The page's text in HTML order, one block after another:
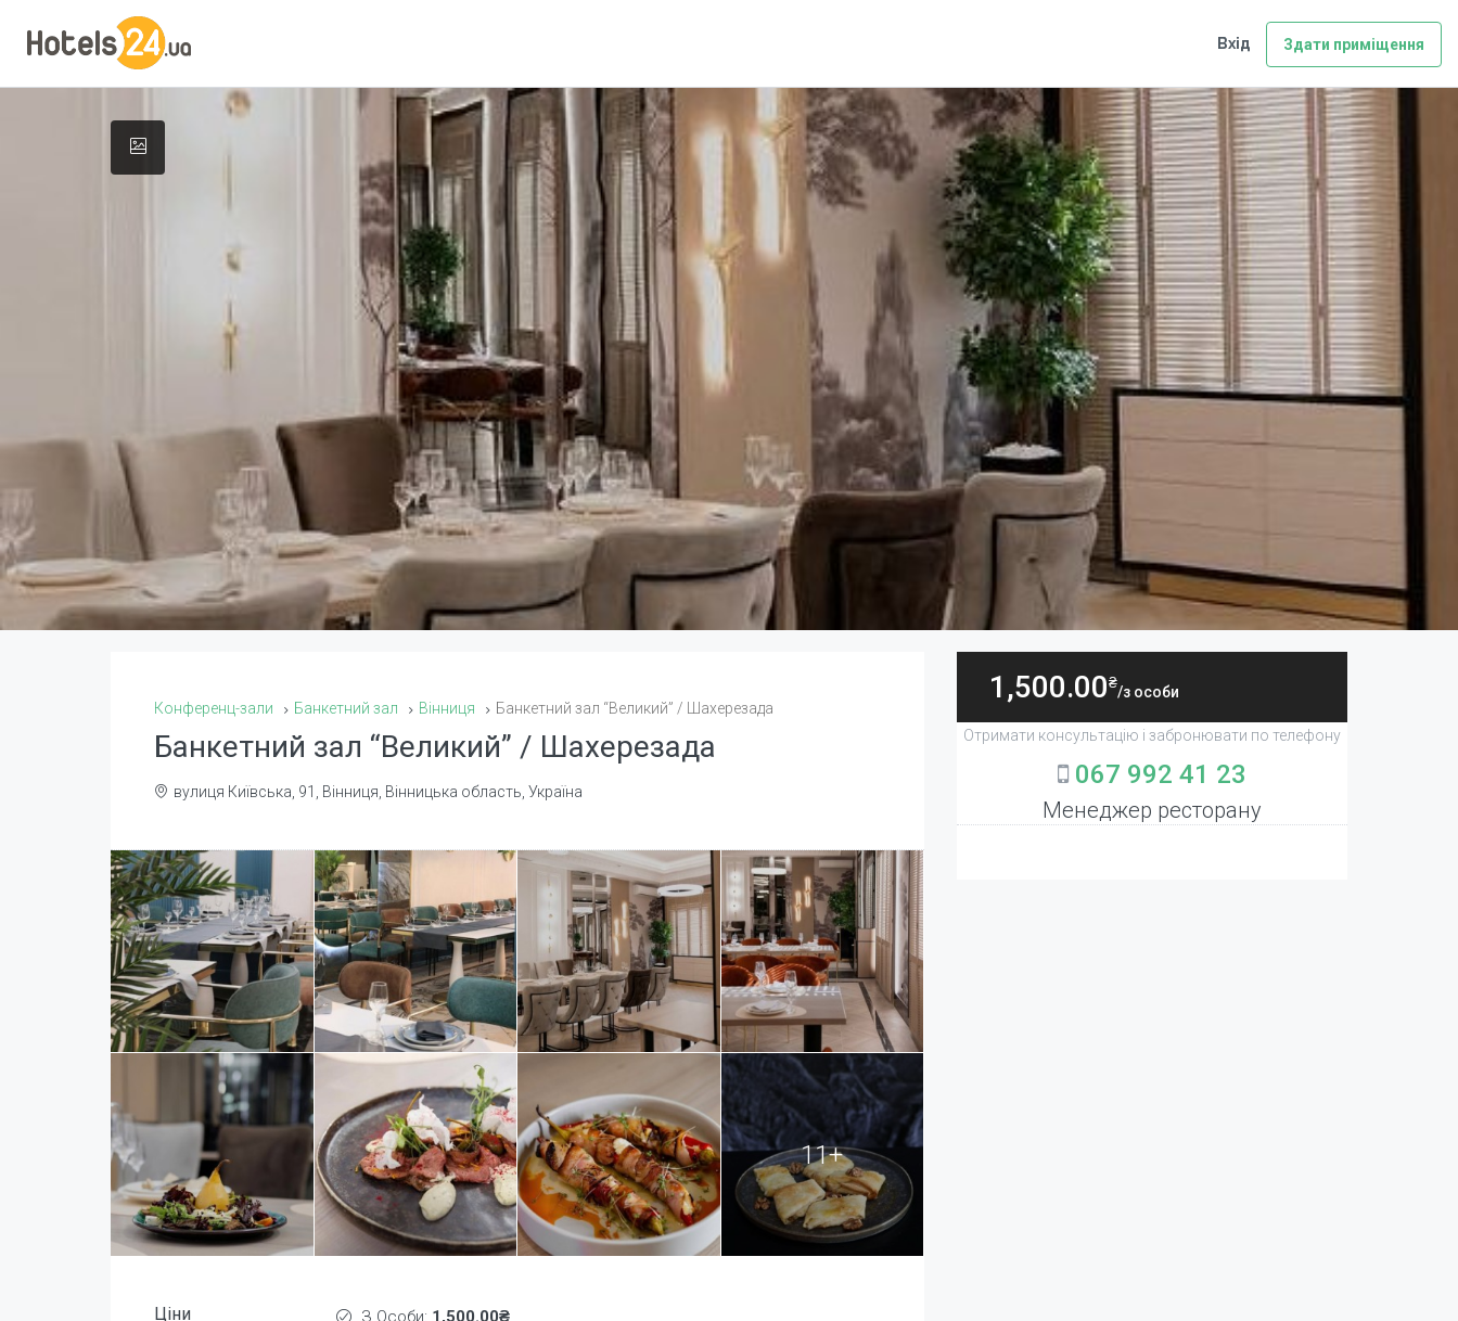
Вхід Здати приміщення
Конференц-зали Банкетний зал Вінниця Банкетний зал “Великий” / Шахерезада
Банкетний зал “Великий” / Шахерезада
вулиця Київська, 91, Вінниця, Вінницька область, Україна
11+
Ціни З Особи: 1,500.00₴
1,500.00₴
/з особи
Отримати консультацію і забронювати по телефону
067 992 41 23
Менеджер ресторану